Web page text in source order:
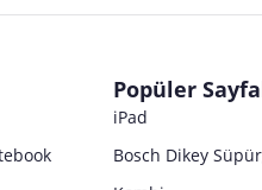
Popüler
iPad
Bosch Dikey